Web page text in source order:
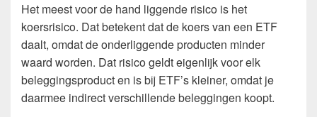
Het meest voor de hand liggende risico is het
koersrisico. Dat betekent dat de koers van een ETF
daalt, omdat de onderliggende producten minder
waard worden. Dat risico geldt eigenlijk voor elk
beleggingsproduct en is bij ETF’s kleiner, omdat je
daarmee indirect verschillende beleggingen koopt.